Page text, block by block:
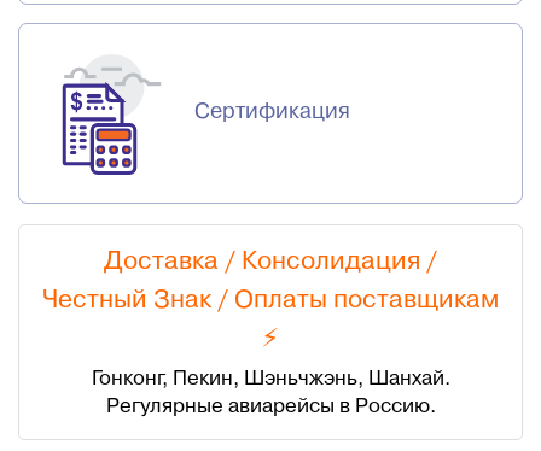
Сертификация
Доставка / Консолидация /
Честный Знак / Оплаты поставщикам
⚡
Гонконг, Пекин, Шэньчжэнь, Шанхай.
Регулярные авиарейсы в Россию.